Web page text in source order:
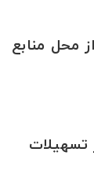
محل منابع